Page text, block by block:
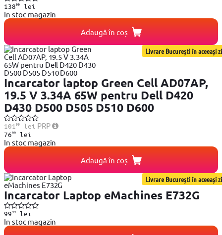
13899lei
In stoc magazin
Adaugă în coș
Livrare București în aceeași zi
Incarcator laptop Green Cell AD07AP,
19.5 V 3.34A 65W pentru Dell D420
D430 D500 D505 D510 D600
101 99lei PRP
7699lei
In stoc magazin
Adaugă în coș
Livrare București în aceeași zi
Incarcator Laptop eMachines E732G
9999lei
In stoc magazin